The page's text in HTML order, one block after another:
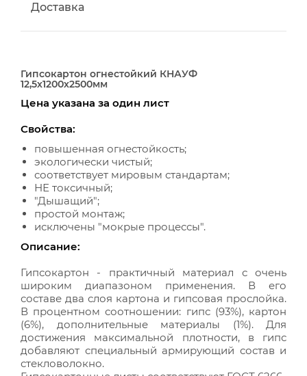
Доставка
Гипсокартон огнестойкий КНАУФ
12,5х1200х2500мм
Цена указана за один лист
Свойства:
повышенная огнестойкость;
экологически чистый;
соответствует мировым стандартам;
НЕ токсичный;
"Дышащий";
простой монтаж;
исключены "мокрые процессы".
Описание:
Гипсокартон - практичный материал с очень
широким диапазоном применения. В его
составе два слоя картона и гипсовая прослойка.
В процентном соотношении: гипс (93%), картон
(6%), дополнительные материалы (1%). Для
достижения максимальной плотности, в гипс
добавляют специальный армирующий состав и
стекловолокно.